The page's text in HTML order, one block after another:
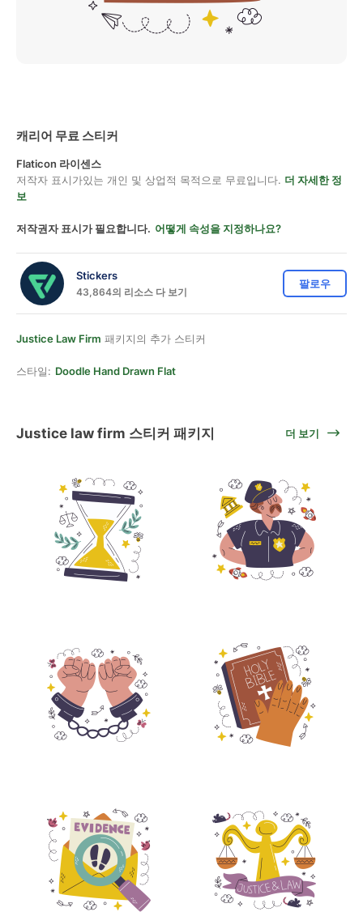
캐리어 무료 스티커
Flaticon 라이센스
저작자 표시가있는 개인 및 상업적 목적으로 무료입니다. 더 자세한 정
보
저작권자 표시가 필요합니다. 어떻게 속성을 지정하나요?
Stickers
43,864의 리소스 다 보기
팔로우
Justice Law Firm 패키지의 추가 스티커
스타일: Doodle Hand Drawn Flat
Justice law firm 스티커 패키지 더 보기